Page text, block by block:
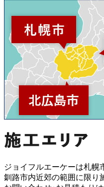
ジョイフルエーケーは札幌
釧路市内近郊の範囲に限り